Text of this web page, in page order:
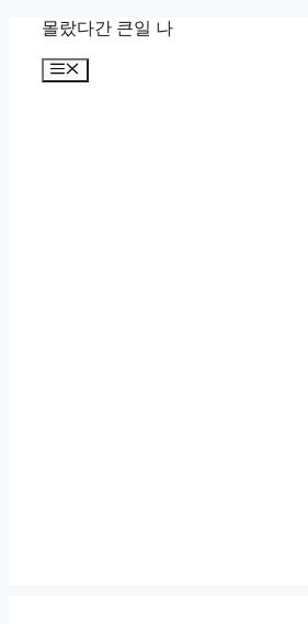
몰랐다간 큰일 나
메